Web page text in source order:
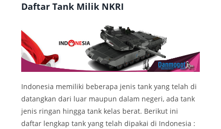
Daftar Tank Milik NKRI
Indonesia memiliki beberapa jenis tank yang telah di
datangkan dari luar maupun dalam negeri, ada tank
jenis ringan hingga tank kelas berat. Berikut ini
daftar lengkap tank yang telah dipakai di Indonesia :